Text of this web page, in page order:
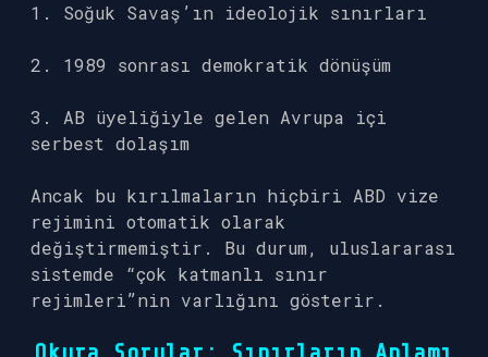
1. Soğuk Savaş’ın ideolojik sınırları
2. 1989 sonrası demokratik dönüşüm
3. AB üyeliğiyle gelen Avrupa içi
serbest dolaşım
Ancak bu kırılmaların hiçbiri ABD vize
rejimini otomatik olarak
değiştirmemiştir. Bu durum, uluslararası
sistemde “çok katmanlı sınır
rejimleri”nin varlığını gösterir.